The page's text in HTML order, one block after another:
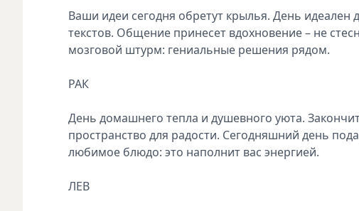
Ваши идеи сегодня обретут крылья. День
текстов. Общение принесет вдохновение – не
мозговой штурм: гениальные решения рядом.
РАК
День домашнего тепла и душевного уюта.
пространство для радости. Сегодняшний день
любимое блюдо: это наполнит вас энергией.
ЛЕВ